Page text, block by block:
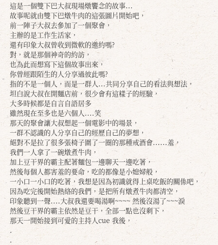
這是一個雙下巴大叔現場燉饗念的故事...
故事呢就由雙下巴燉牛肉的這張圖片開始吧，
前一陣子大叔去參加了一個聚會，
主辦的是工作生活家，
還有印象大叔曾收到微軟的邀約嗎?
對，就是那個神奇的約訪，
也為此而想寫下這個故事出來，
你曾經跟陌生的人分享過彼此嗎?
指的不是一個人，而是一群人...共同分享自己的看法與想法，
坦白說大叔在開麵店前，很少會有這樣子的經驗，
大多時候都是自言自語居多
雖然現在至多也是六個人....笑
那天的聚會讓大叔想起一個電影中的場景，
一群不認識的人分享自己的經歷自己的夢想，
絕對不是拉了很多張椅子圍了一圈的那種戒酒會......羞，
我們一人拿了一碗燉煮牛肉，
加上豆干界的霸主配著麵包一邊聊天一邊吃著，
然後每個人都害羞的要命，吃的都像是小媳婦般，
一小口一小口的吃著，我想是因為初識就得上桌吃飯的關係吧，
因為吃完後開始熱絡的我們，是把所有燉煮牛肉都清空，
印象聽到一聲....大叔我還要喝湯啊~~~~ 然後沒湯了~~~淚
然後豆干界的霸主依然是豆干，全部一點也沒剩下，
那天一開始接到可愛的主持人cue 我後，
.
.